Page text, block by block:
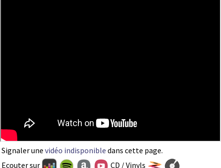
Signaler une vidéo indisponible dans cette page.
Ecouter sur
CD / Vinyls